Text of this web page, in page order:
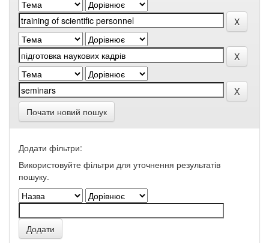
Почати новий пошук
Додати фільтри:
Використовуйте фільтри для уточнення результатів
пошуку.